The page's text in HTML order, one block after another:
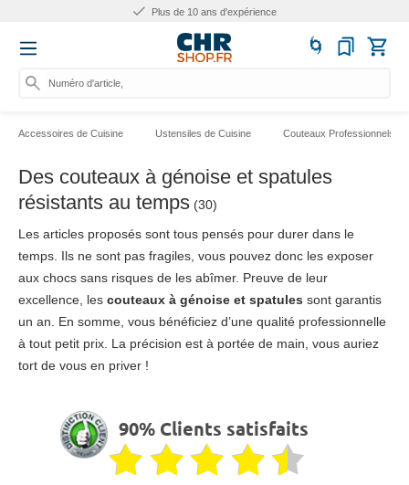
Plus de 10 ans d'expérience
Numéro d'article, catégori
Accessoires de Cuisine Ustensiles de Cuisine Couteaux Professionnels
Des couteaux à génoise et spatules
résistants au temps (30)
Les articles proposés sont tous pensés pour durer dans le
temps. Ils ne sont pas fragiles, vous pouvez donc les exposer
aux chocs sans risques de les abîmer. Preuve de leur
excellence, les couteaux à génoise et spatules sont garantis
un an. En somme, vous bénéficiez d’une qualité professionnelle
à tout petit prix. La précision est à portée de main, vous auriez
tort de vous en priver !
90% Clients satisfaits